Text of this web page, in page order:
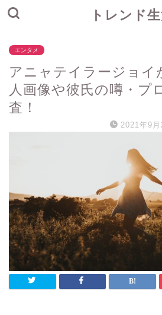
トレンド
エンタメ
アニャテイラージョイ
人画像や彼氏の噂・プ
査！
2021年9月